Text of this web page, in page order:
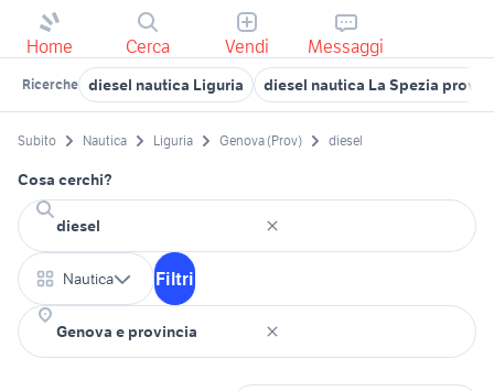
Home Cerca Vendi Messaggi
Ricerche diesel nautica Liguria diesel nautica La Spezia
Subito Nautica Liguria Genova (Prov) diesel
Cosa cerchi?
Nautica Filtri